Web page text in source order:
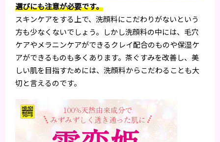
選びにも注意が必要です。
スキンケアをする上で、洗顔料にこだわりがないという
方も少なくないでしょう。しかし洗顔料の中には、毛穴
ケアやメラニンケアができるクレイ配合のものや保湿ケ
アができるものも多くあります。茶ぐすみを改善し、美
しい肌を目指すためには、洗顔料からこだわることも大
切と言えるのです。